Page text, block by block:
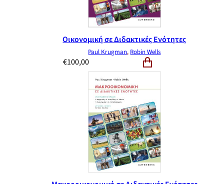
Οικονομική σε Διδακτικές Ενότητες
Paul Krugman, Robin Wells
€100,00